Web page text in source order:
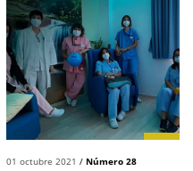
01 octubre 2021 / Número 28